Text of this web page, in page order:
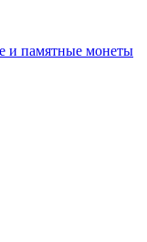
и памятные монеты